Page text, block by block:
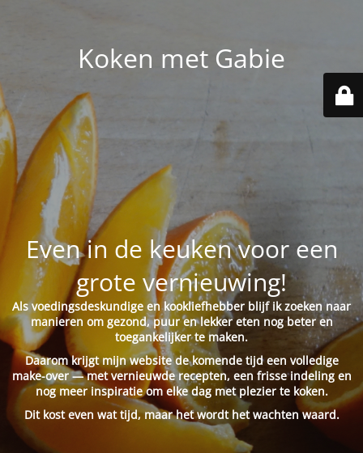
Koken met Gabie
Even in de keuken voor een
grote vernieuwing!
Als voedingsdeskundige en kookliefhebber blijf ik zoeken naar
manieren om gezond, puur en lekker eten nog beter en
toegankelijker te maken.
Daarom krijgt mijn website de komende tijd een volledige
make-over — met vernieuwde recepten, een frisse indeling en
nog meer inspiratie om elke dag met plezier te koken.
Dit kost even wat tijd, maar het wordt het wachten waard.